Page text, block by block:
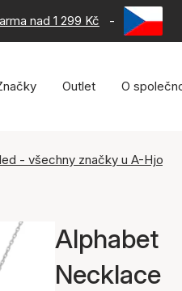
nad 1 299 Kč - 60 dní
Outlet O
- všechny značky u A-Hjort
Alphabet
Necklace